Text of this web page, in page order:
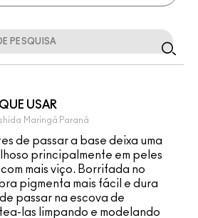
USAR
Maringá Paraná
de passar a base deixa uma
principalmente em peles
mais viço. Borrifada no
pigmenta mais fácil e dura
passar na escova de
las limpando e modelando